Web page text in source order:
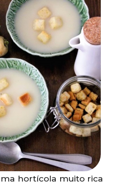
hortícola muito rica